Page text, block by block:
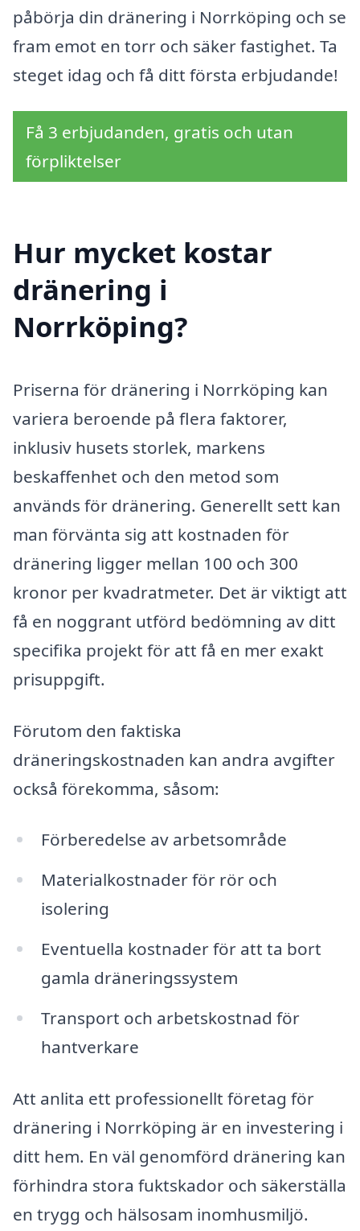
påbörja din dränering i Norrköping och se
fram emot en torr och säker fastighet. Ta
steget idag och få ditt första erbjudande!
Få 3 erbjudanden, gratis och utan
förpliktelser
Hur mycket kostar
dränering i
Norrköping?
Priserna för dränering i Norrköping kan
variera beroende på flera faktorer,
inklusiv husets storlek, markens
beskaffenhet och den metod som
används för dränering. Generellt sett kan
man förvänta sig att kostnaden för
dränering ligger mellan 100 och 300
kronor per kvadratmeter. Det är viktigt att
få en noggrant utförd bedömning av ditt
specifika projekt för att få en mer exakt
prisuppgift.
Förutom den faktiska
dräneringskostnaden kan andra avgifter
också förekomma, såsom:
Förberedelse av arbetsområde
Materialkostnader för rör och
isolering
Eventuella kostnader för att ta bort
gamla dräneringssystem
Transport och arbetskostnad för
hantverkare
Att anlita ett professionellt företag för
dränering i Norrköping är en investering i
ditt hem. En väl genomförd dränering kan
förhindra stora fuktskador och säkerställa
en trygg och hälsosam inomhusmiljö.